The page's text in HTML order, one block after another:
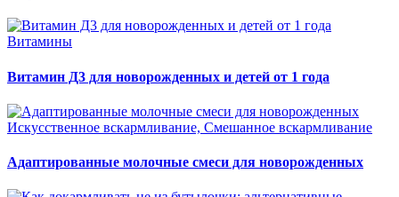
Витамины
Витамин Д3 для новорожденных и детей от 1 года
Искусственное вскармливание, Смешанное вскармливание
Адаптированные молочные смеси для новорожденных